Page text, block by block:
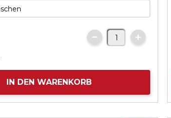
IN DEN WARENKORB